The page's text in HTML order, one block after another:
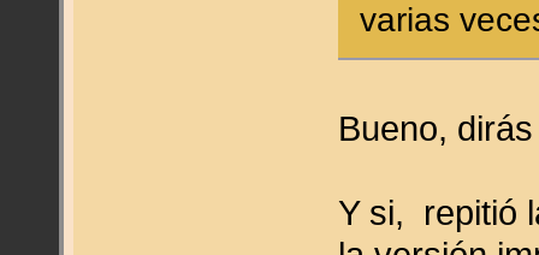
varias
Bueno,
Y si, repitió